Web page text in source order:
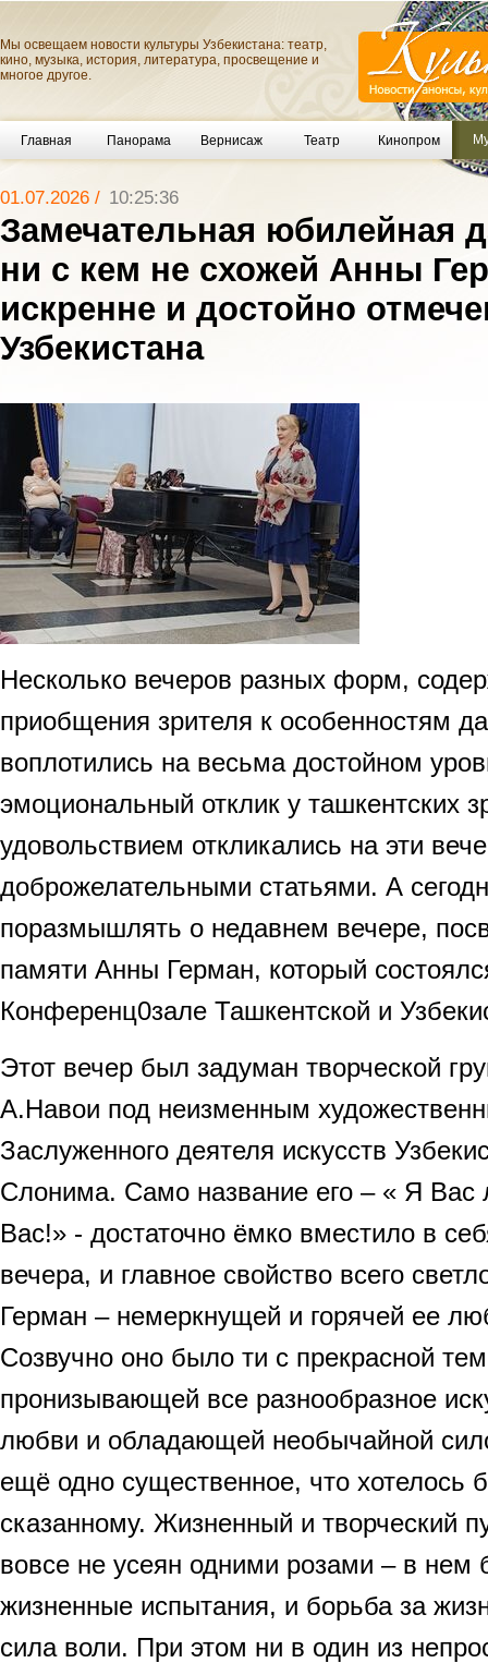
Мы освещаем новости культуры Узбекистана: театр,
кино, музыка, история, литература, просвещение и
многое другое.
Главная Панорама Вернисаж Театр Кинопром
01.07.2026 / 10:25:36
Замечательная юбилейная
ни с кем не схожей Анны
искренне и достойно
Узбекистана
Несколько вечеров разных форм,
приобщения зрителя к особенностям
воплотились на весьма достойном
эмоциональный отклик у ташкентских
удовольствием откликались на эти
доброжелательными статьями. А
поразмышлять о недавнем вечере,
памяти Анны Герман, который
Конференц0зале Ташкентской и
Этот вечер был задуман творческой
А.Навои под неизменным
Заслуженного деятеля искусств
Слонима. Само название его – « Я
Вас!» - достаточно ёмко вместило в
вечера, и главное свойство всего
Герман – немеркнущей и горячей ее
Созвучно оно было ти с прекрасной
пронизывающей все разнообразное
любви и обладающей необычайной
ещё одно существенное, что хотелось
сказанному. Жизненный и творческий
вовсе не усеян одними розами – в
жизненные испытания, и борьба за
сила воли. При этом ни в один из